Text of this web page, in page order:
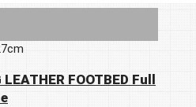
FOOTBED Full